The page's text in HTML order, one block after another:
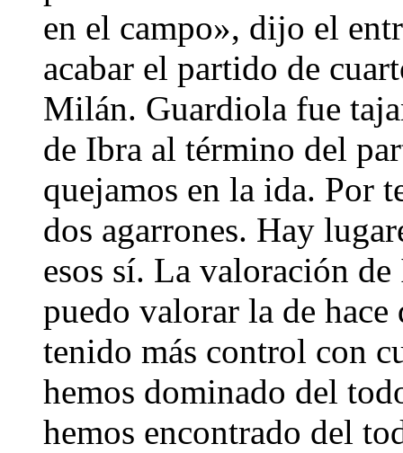
en el campo», dijo el
acabar el partido de
Milán. Guardiola fue
de Ibra al término del
quejamos en la ida. Por
dos agarrones. Hay
esos sí. La valoración
puedo valorar la de
tenido más control con
hemos dominado del
hemos encontrado del